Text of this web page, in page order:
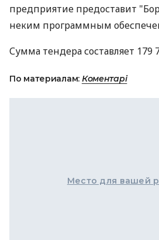
предприятие предоставит
неким программным
Сумма тендера составляет 179
По материалам: Коментарі
Место для вашей